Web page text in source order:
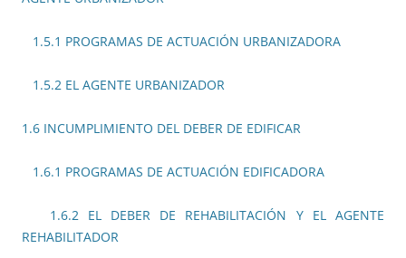
1.5.1 PROGRAMAS DE ACTUACIÓN URBANIZADORA
1.5.2 EL AGENTE URBANIZADOR
1.6 INCUMPLIMIENTO DEL DEBER DE EDIFICAR
1.6.1 PROGRAMAS DE ACTUACIÓN EDIFICADORA
1.6.2 EL DEBER DE REHABILITACIÓN Y EL AGENTE
REHABILITADOR